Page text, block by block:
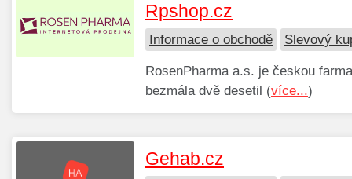
Rpshop.cz
Informace o obchodě Slevový
RosenPharma a.s. je českou
bezmála dvě desetil (více...)
Gehab.cz